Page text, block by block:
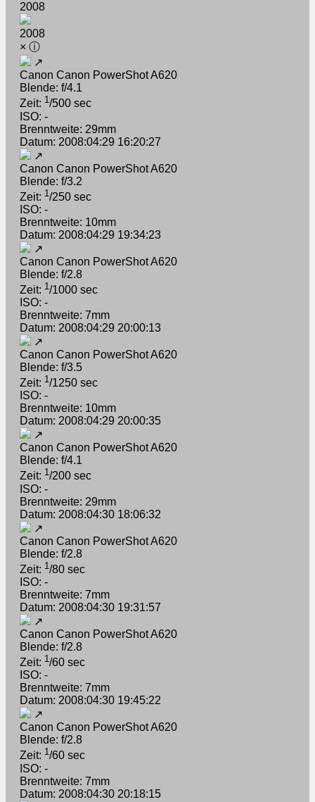
2008
2008
× ⓘ
↗
Canon Canon PowerShot A620
Blende: f/4.1
Zeit: 1/500 sec
ISO: -
Brenntweite: 29mm
Datum: 2008:04:29 16:20:27
↗
Canon Canon PowerShot A620
Blende: f/3.2
Zeit: 1/250 sec
ISO: -
Brenntweite: 10mm
Datum: 2008:04:29 19:34:23
↗
Canon Canon PowerShot A620
Blende: f/2.8
Zeit: 1 /1000 sec
ISO: -
Brenntweite: 7mm
Datum: 2008:04:29 20:00:13
↗
Canon Canon PowerShot A620
Blende: f/3.5
Zeit: 1/1250 sec
ISO: -
Brenntweite: 10mm
Datum: 2008:04:29 20:00:35
↗
Canon Canon PowerShot A620
Blende: f/4.1
Zeit: 1/200 sec
ISO: -
Brenntweite: 29mm
Datum: 2008:04:30 18:06:32
↗
Canon Canon PowerShot A620
Blende: f/2.8
Zeit: 1 /80 sec
ISO: -
Brenntweite: 7mm
Datum: 2008:04:30 19:31:57
↗
Canon Canon PowerShot A620
Blende: f/2.8
Zeit: 1/60 sec
ISO: -
Brenntweite: 7mm
Datum: 2008:04:30 19:45:22
↗
Canon Canon PowerShot A620
Blende: f/2.8
Zeit: 1/60 sec
ISO: -
Brenntweite: 7mm
Datum: 2008:04:30 20:18:15